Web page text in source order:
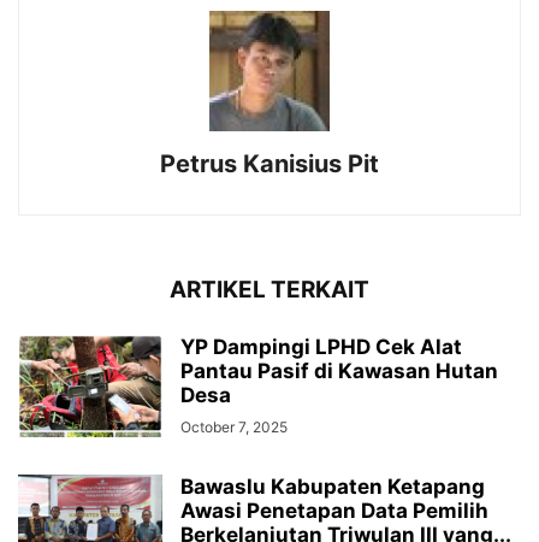
Petrus Kanisius Pit
ARTIKEL TERKAIT
YP Dampingi LPHD Cek Alat
Pantau Pasif di Kawasan Hutan
Desa
October 7, 2025
Bawaslu Kabupaten Ketapang
Awasi Penetapan Data Pemilih
Berkelanjutan Triwulan III yang...